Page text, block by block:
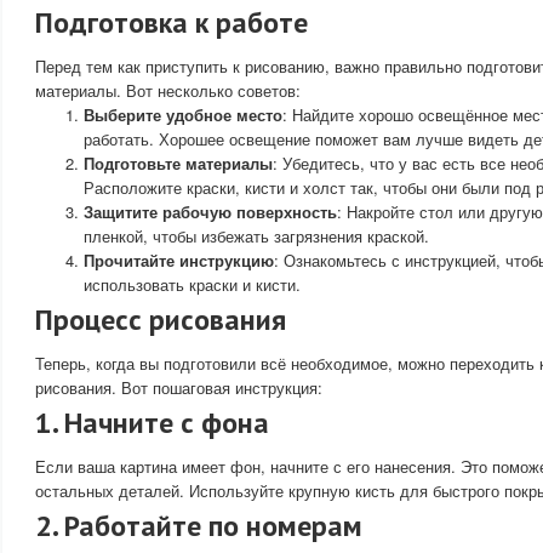
Подготовка к работе
Перед тем как приступить к рисованию, важно правильно
материалы. Вот несколько советов:
Выберите удобное место: Найдите хорошо освещённое
работать. Хорошее освещение поможет вам лучше видеть
Подготовьте материалы: Убедитесь, что у вас есть все
Расположите краски, кисти и холст так, чтобы они были под
Защитите рабочую поверхность: Накройте стол или
пленкой, чтобы избежать загрязнения краской.
Прочитайте инструкцию: Ознакомьтесь с инструкцией,
использовать краски и кисти.
Процесс рисования
Теперь, когда вы подготовили всё необходимое, можно
рисования. Вот пошаговая инструкция:
1. Начните с фона
Если ваша картина имеет фон, начните с его нанесения. Это
остальных деталей. Используйте крупную кисть для быстрого
2. Работайте по номерам